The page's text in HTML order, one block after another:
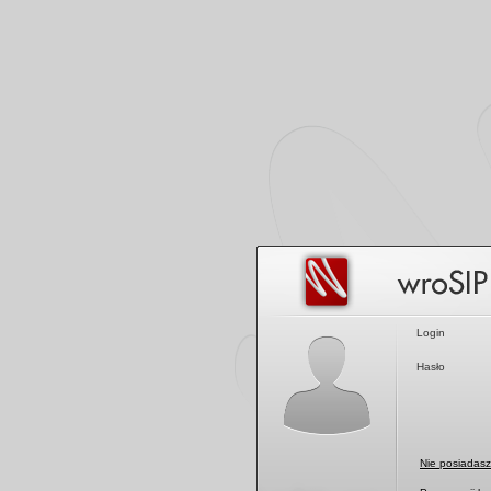
Login
Hasło
Nie